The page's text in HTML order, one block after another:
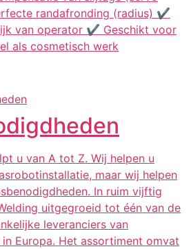
randafronding (radius) ✔
van operator ✔ Geschikt voor
als cosmetisch werk
u van A tot Z. Wij helpen u
maar wij helpen
In ruim vijftig
uitgegroeid tot één van de
leveranciers van
in Europa. Het assortiment omvat